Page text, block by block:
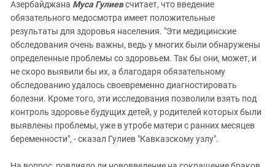
Азербайджана Муса Гулиевсчитает, что введение
обязательного медосмотра имеет положительные
результаты для здоровья населения. "Эти медицинские
обследования очень важны, ведь у многих были обнаружены
определенные проблемы со здоровьем. Так бы они, может, и
не скоро выявили бы их, а благодаря обязательному
обследованию удалось своевременно диагностировать
болезни. Кроме того, эти исследования позволили взять под
контроль здоровье будущих детей, у родителей которых были
выявлены проблемы, уже в утробе матери с ранних месяцев
беременности", - сказал Гулиев "Кавказскому узлу".